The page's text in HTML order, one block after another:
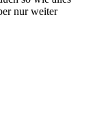
nur weiter